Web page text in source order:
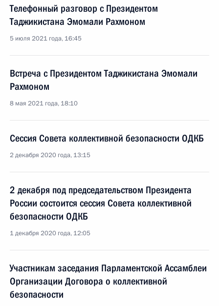
Телефонный разговор с Президентом
Таджикистана Эмомали Рахмоном
5 июля 2021 года, 16:45
Встреча с Президентом Таджикистана Эмомали
Рахмоном
8 мая 2021 года, 18:10
Сессия Совета коллективной безопасности ОДКБ
2 декабря 2020 года, 13:15
2 декабря под председательством Президента
России состоится сессия Совета коллективной
безопасности ОДКБ
1 декабря 2020 года, 12:05
Участникам заседания Парламентской Ассамблеи
Организации Договора о коллективной
безопасности